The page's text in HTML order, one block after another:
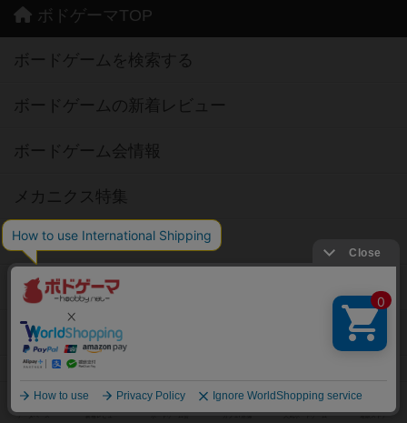
ボドゲーマTOP
ボードゲームを検索する
ボードゲームの新着レビュー
ボードゲーム会情報
メカニクス特集
掲示板・トピックス
ボドとも・会員一覧
ボードゲーム業界コラム